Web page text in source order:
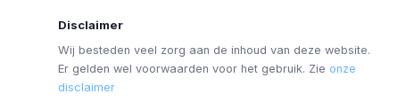
Disclaimer
Wij besteden veel zorg aan de inhoud van deze website.
Er gelden wel voorwaarden voor het gebruik. Zie onze
disclaimer